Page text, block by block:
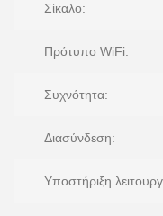
Σίκαλο:
Πρότυπο WiFi:
Συχνότητα:
Διασύνδεση:
Υποστήριξη